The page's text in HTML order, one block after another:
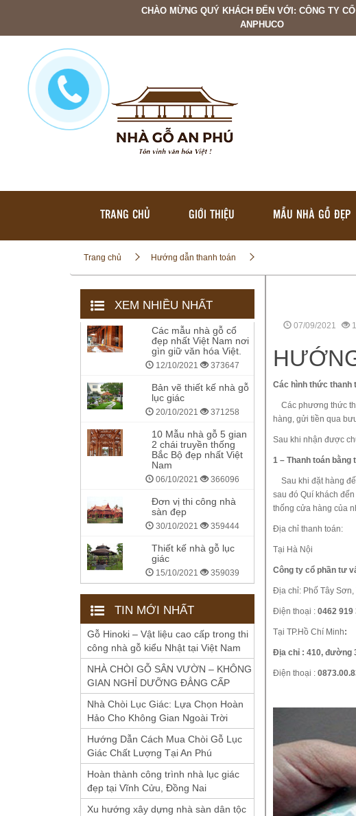
CHÀO MỪNG QUÝ KHÁCH ĐẾN VỚI: CÔNG TY CỔ
ANPHUCO
TRANG CHỦ GIỚI THIỆU MẪU NHÀ GỖ ĐẸP
Trang chủ Hướng dẫn thanh toán
XEM NHIỀU NHẤT
Các mẫu nhà gỗ cổ
đẹp nhất Việt Nam nơi
gìn giữ văn hóa Việt.
12/10/2021 373647
Bản vẽ thiết kế nhà gỗ
lục giác
20/10/2021 371258
10 Mẫu nhà gỗ 5 gian
2 chái truyền thống
Bắc Bộ đẹp nhất Việt
Nam
06/10/2021 366096
Đơn vị thi công nhà
sàn đẹp
30/10/2021 359444
Thiết kế nhà gỗ lục
giác
15/10/2021 359039
TIN MỚI NHẤT
Gỗ Hinoki – Vật liệu cao cấp trong thi
công nhà gỗ kiểu Nhật tại Việt Nam
NHÀ CHÒI GỖ SÂN VƯỜN – KHÔNG
GIAN NGHỈ DƯỠNG ĐẲNG CẤP
Nhà Chòi Lục Giác: Lựa Chọn Hoàn
Hảo Cho Không Gian Ngoài Trời
Hướng Dẫn Cách Mua Chòi Gỗ Lục
Giác Chất Lượng Tại An Phú
Hoàn thành công trình nhà lục giác
đẹp tại Vĩnh Cửu, Đồng Nai
Xu hướng xây dựng nhà sàn dân tộc
07/09/2021
Các hình thức thanh
Các phương thức
hàng, gửi tiền qua
Sau khi nhận được
1 – Thanh toán bằng
Sau khi đặt hàng
sau đó Quí khách
thống cửa hàng của
Địa chỉ thanh toán:
Tại Hà Nội
Công ty cổ phần tư
Địa chỉ: Phố Tây
Điện thoại : 0462 919
Tại TP.Hồ Chí Minh:
Địa chỉ : 410, đường
Điện thoại :